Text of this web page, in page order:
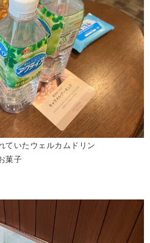
ていたウェルカムドリン
菓子